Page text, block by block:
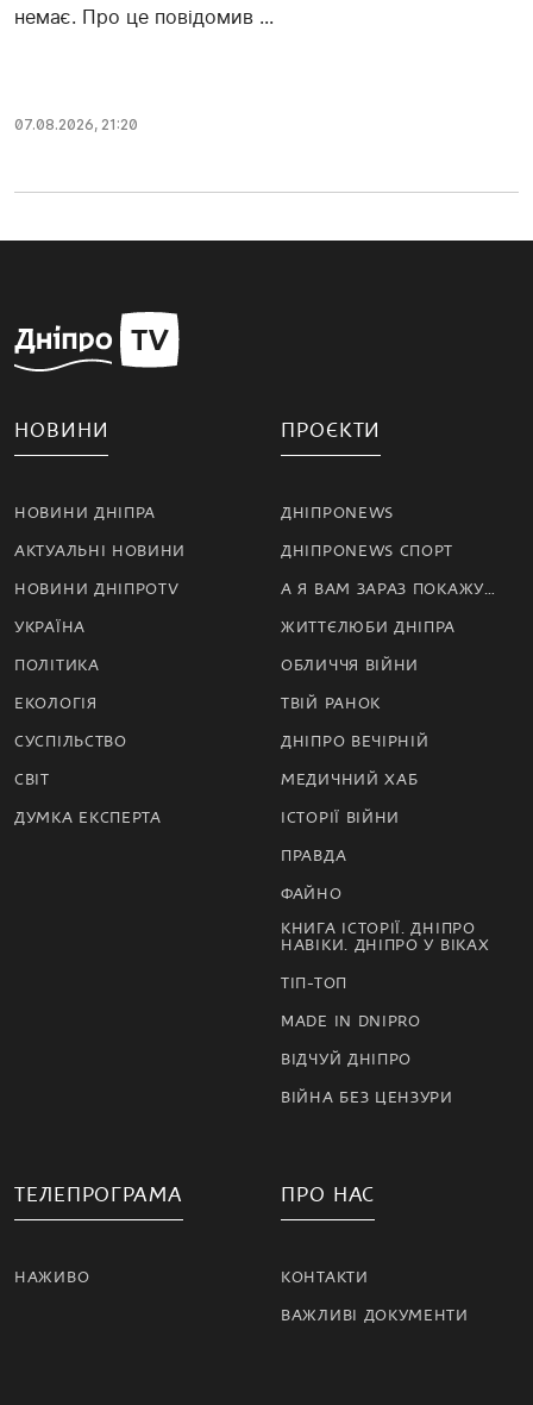
немає. Про це повідомив ...
07.08.2026, 21:20
НОВИНИ
НОВИНИ ДНІПРА
АКТУАЛЬНІ НОВИНИ
НОВИНИ ДНІПРОTV
УКРАЇНА
ПОЛІТИКА
ЕКОЛОГІЯ
СУСПІЛЬСТВО
СВІТ
ДУМКА ЕКСПЕРТА
ПРОЄКТИ
ДНІПРОNEWS
ДНІПРОNEWS СПОРТ
А Я ВАМ ЗАРАЗ ПОКАЖУ…
ЖИТТЄЛЮБИ ДНІПРА
ОБЛИЧЧЯ ВІЙНИ
ТВІЙ РАНОК
ДНІПРО ВЕЧІРНІЙ
МЕДИЧНИЙ ХАБ
ІСТОРІЇ ВІЙНИ
ПРАВДА
ФАЙНО
КНИГА ІСТОРІЇ. ДНІПРО
НАВІКИ. ДНІПРО У ВІКАХ
ТІП-ТОП
MADE IN DNIPRO
ВІДЧУЙ ДНІПРО
ВІЙНА БЕЗ ЦЕНЗУРИ
ТЕЛЕПРОГРАМА
НАЖИВО
ПРО НАС
КОНТАКТИ
ВАЖЛИВІ ДОКУМЕНТИ